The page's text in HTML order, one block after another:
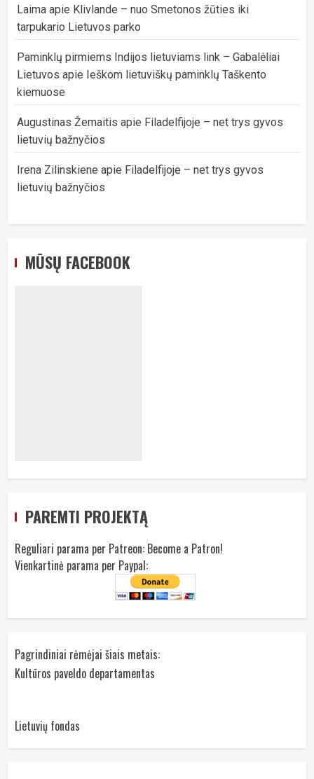
Laima apie Klivlande – nuo Smetonos žūties iki
tarpukario Lietuvos parko
Paminklų pirmiems Indijos lietuviams link – Gabalėliai
Lietuvos apie Ieškom lietuviškų paminklų Taškento
kiemuose
Augustinas Žemaitis apie Filadelfijoje – net trys gyvos
lietuvių bažnyčios
Irena Zilinskiene apie Filadelfijoje – net trys gyvos
lietuvių bažnyčios
MŪSŲ FACEBOOK
PAREMTI PROJEKTĄ
Reguliari parama per Patreon: Become a Patron!
Vienkartinė parama per Paypal:
Pagrindiniai rėmėjai šiais metais:
Kultūros paveldo departamentas
Lietuvių fondas